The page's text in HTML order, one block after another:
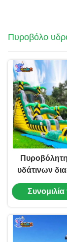
Πυροβόλο
υδάτινων
για